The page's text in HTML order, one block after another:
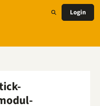
Login